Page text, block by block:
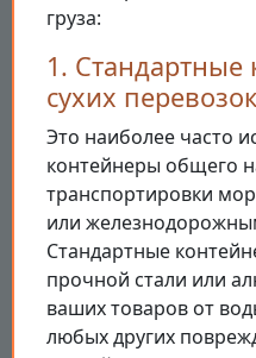
груза:
1.
сухих перевозок
Это наиболее часто
контейнеры общего
транспортировки
или
Стандартные
прочной стали или
ваших товаров от
любых других